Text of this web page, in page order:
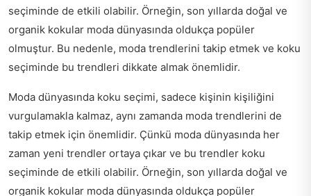
seçiminde de etkili olabilir. Örneğin, son yıllarda doğal ve
organik kokular moda dünyasında oldukça popüler
olmuştur. Bu nedenle, moda trendlerini takip etmek ve koku
seçiminde bu trendleri dikkate almak önemlidir.
Moda dünyasında koku seçimi, sadece kişinin kişiliğini
vurgulamakla kalmaz, aynı zamanda moda trendlerini de
takip etmek için önemlidir. Çünkü moda dünyasında her
zaman yeni trendler ortaya çıkar ve bu trendler koku
seçiminde de etkili olabilir. Örneğin, son yıllarda doğal ve
organik kokular moda dünyasında oldukça popüler